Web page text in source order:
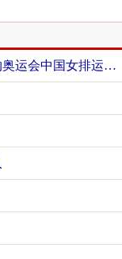
丁霞 2016年里约奥运会冠军,2016年里约奥运会中国女排运动员